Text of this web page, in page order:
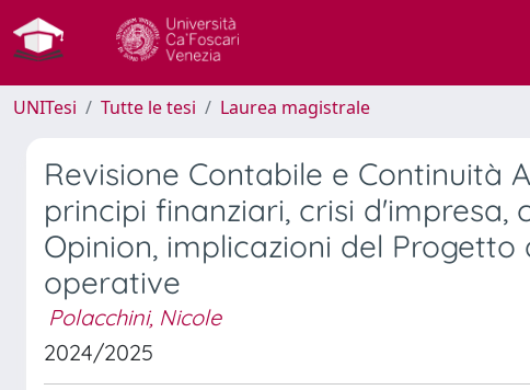
UNITesi Tutte le tesi Laurea magistrale
Revisione Contabile e Continuità
principi finanziari, crisi d'impresa,
Opinion, implicazioni del Progetto
operative
Polacchini, Nicole
2024/2025